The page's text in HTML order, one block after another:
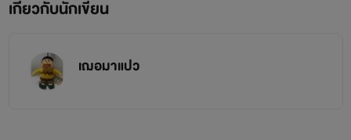
เกี่ยวกับนักเขียน
เฌอมาแปว